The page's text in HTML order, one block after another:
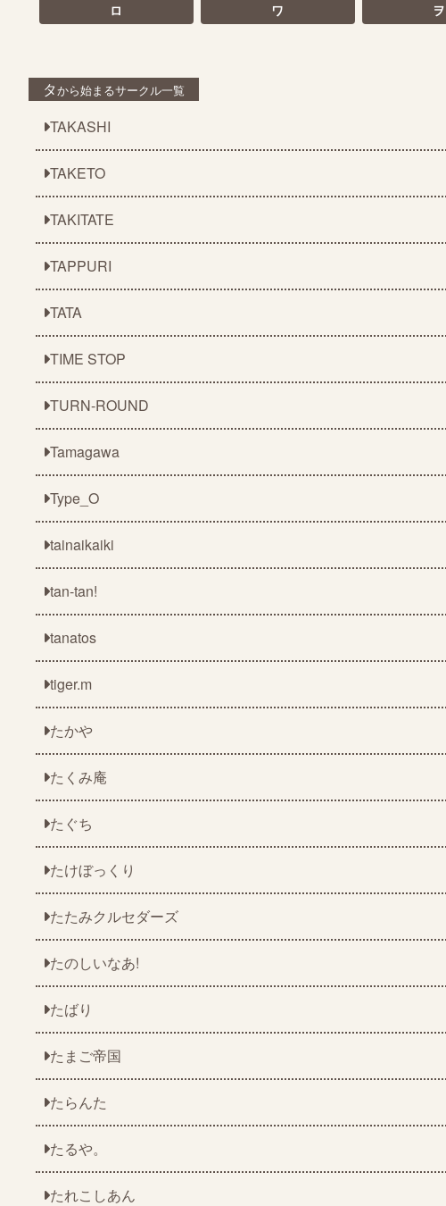
ロ
ワ ヲ
タから始まるサークル一覧
TAKASHI
TAKETO
TAKITATE
TAPPURI
TATA
TIME STOP
TURN-ROUND
Tamagawa
Type_O
tainaikaiki
tan-tan!
tanatos
tiger.m
たかや
たくみ庵
たぐち
たけぼっくり
たたみクルセダーズ
たのしいなあ!
たばり
たまご帝国
たらんた
たるや。
たれこしあん